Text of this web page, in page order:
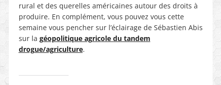
rural et des querelles américaines autour des droits à
produire. En complément, vous pouvez vous cette
semaine vous pencher sur l’éclairage de Sébastien Abis
sur la géopolitique agricole du tandem
drogue/agriculture.